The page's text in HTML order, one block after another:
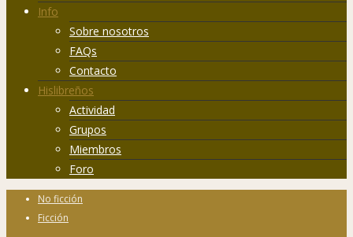
Info
Sobre nosotros
FAQs
Contacto
Hislibreños
Actividad
Grupos
Miembros
Foro
No ficción
Ficción